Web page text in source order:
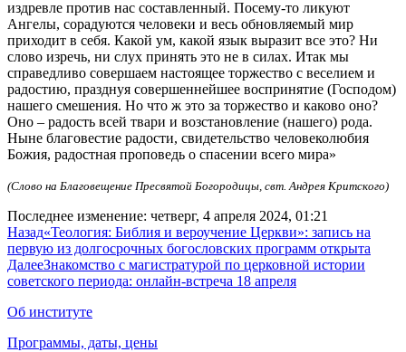
издревле против нас составленный. Посему-то ликуют
Ангелы, сорадуются человеки и весь обновляемый мир
приходит в себя. Какой ум, какой язык выразит все это? Ни
слово изречь, ни слух принять это не в силах. Итак мы
справедливо совершаем настоящее торжество с веселием и
радостию, празднуя совершеннейшее воспринятие (Господом)
нашего смешения. Но что ж это за торжество и каково оно?
Оно – радость всей твари и возстановление (нашего) рода.
Ныне благовестие радости, свидетельство человеколюбия
Божия, радостная проповедь о спасении всего мира»
(Слово на Благовещение Пресвятой Богородицы, свт. Андрея Критского)
Последнее изменение: четверг, 4 апреля 2024, 01:21
Назад«Теология: Библия и вероучение Церкви»: запись на
первую из долгосрочных богословских программ открыта
ДалееЗнакомство с магистратурой по церковной истории
советского периода: онлайн-встреча 18 апреля
Об институте
Программы, даты, цены